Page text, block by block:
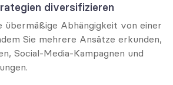
diversifizieren
übermäßige Abhängigkeit von einer
Sie mehrere Ansätze erkunden,
Social-Media-Kampagnen und